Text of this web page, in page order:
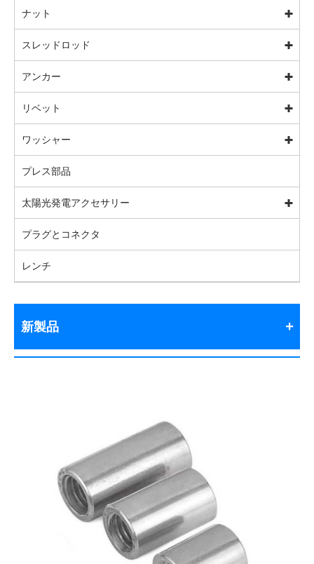
ナット
スレッドロッド
アンカー
リベット
ワッシャー
プレス部品
太陽光発電アクセサリー
プラグとコネクタ
レンチ
新製品